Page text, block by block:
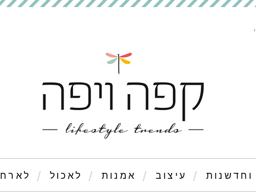
וחדשנות עיצוב אמנות לאכול לארח